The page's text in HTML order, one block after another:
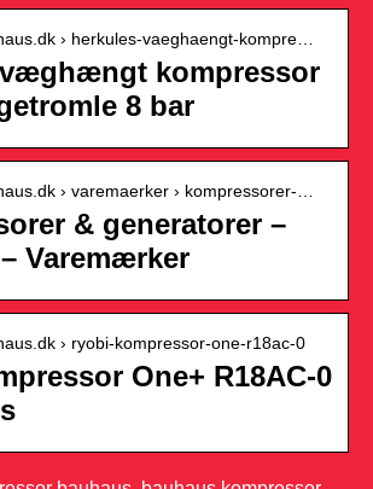
› herkules-vaeghaengt-kompre…
kompressor
8 bar
› varemaerker › kompressorer-…
& generatorer –
Varemærker
› ryobi-kompressor-one-r18ac-0
One+ R18AC-0